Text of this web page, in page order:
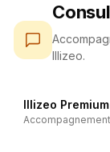
Illizeo.
Illizeo